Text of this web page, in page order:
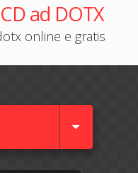
ad DOTX
online e gratis